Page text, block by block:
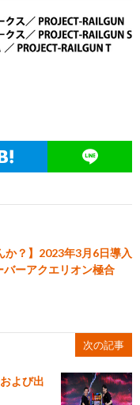
か？】2023年3月6日導入
ーアクエリオン極合
次の記事
よび出